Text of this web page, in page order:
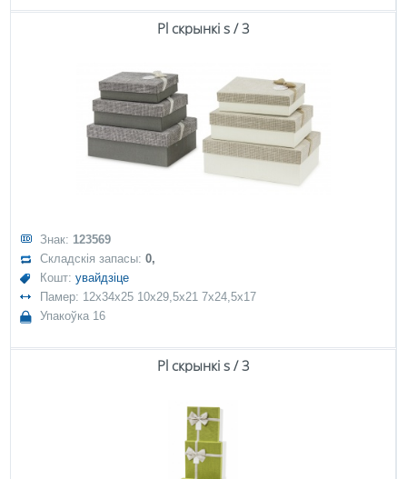
Pl скрынкі s / 3
Знак: 123569
Складскія запасы:0,
Кошт:увайдзіце
Памер: 12x34x25 10x29,5x21 7x24,5x17
Упакоўка 16
Pl скрынкі s / 3